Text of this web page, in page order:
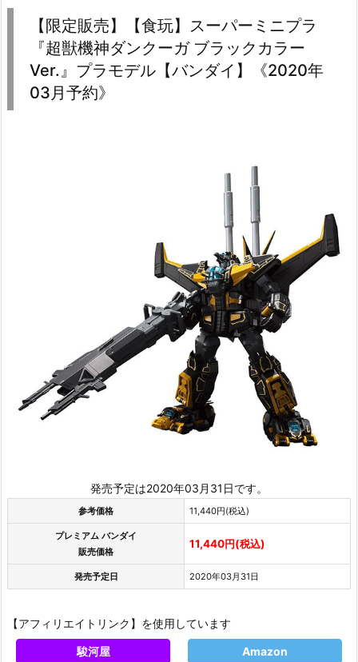
【限定販売】【食玩】スーパーミニプラ
『超獣機神ダンクーガ ブラックカラー
Ver.』プラモデル【バンダイ】《2020年
03月予約》
発売予定は2020年03月31日です。
参考価格 11,440円(税込)
プレミアム バンダイ
販売価格
11,440円(税込)
発売予定日 2020年03月31日
【アフィリエイトリンク】を使用しています
駿河屋 Amazon